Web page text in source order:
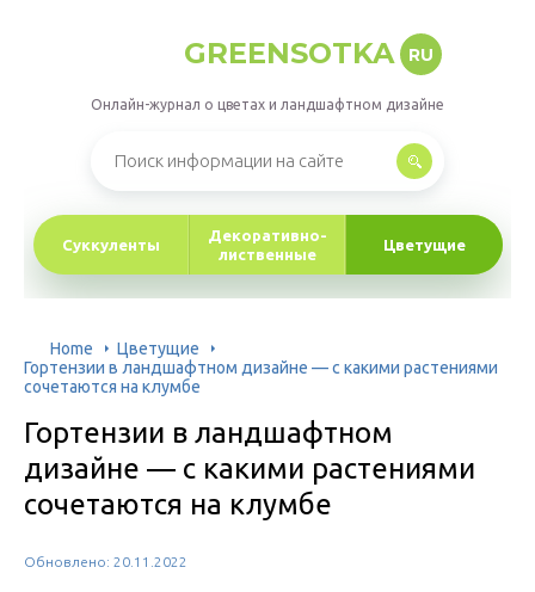
GREENSOTKA RU
Онлайн-журнал о цветах и ландшафтном дизайне
Суккуленты
Декоративно-
лиственные
Цветущие
Home
Цветущие
Гортензии в ландшафтном дизайне — с какими растениями
сочетаются на клумбе
Гортензии в ландшафтном
дизайне — с какими растениями
сочетаются на клумбе
Обновлено: 20.11.2022